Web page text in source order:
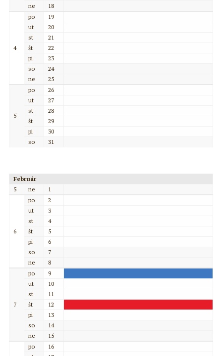
ne
18
4
po
19
ut
20
st
21
št
22
pi
23
so
24
ne
25
5
po
26
ut
27
st
28
št
29
pi
30
so
31
Február
5
ne 1
6
po
2
ut
3
st
4
št
5
pi
6
so
7
ne
8
7
po
9
ut
10
st
11
št
12
pi
13
so
14
ne
15
po
16